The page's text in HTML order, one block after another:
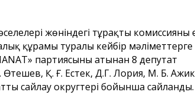
жөніндегі тұрақты комиссияның
құрамы туралы кейбір мәліметтерге
партиясының атынан 8 депутат
Қ. Ғ. Естек, Д.Г. Лория, М. Б.
сайлау округтері бойынша сайланды.